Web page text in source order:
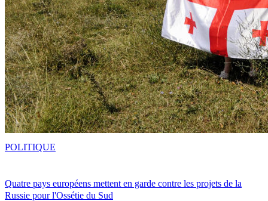
Quatre pays européens mettent en garde contre les projets de la
Russie pour l'Ossétie du Sud
POLITIQUE